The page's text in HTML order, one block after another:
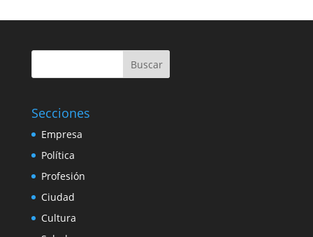
Buscar
Secciones
Empresa
Política
Profesión
Ciudad
Cultura